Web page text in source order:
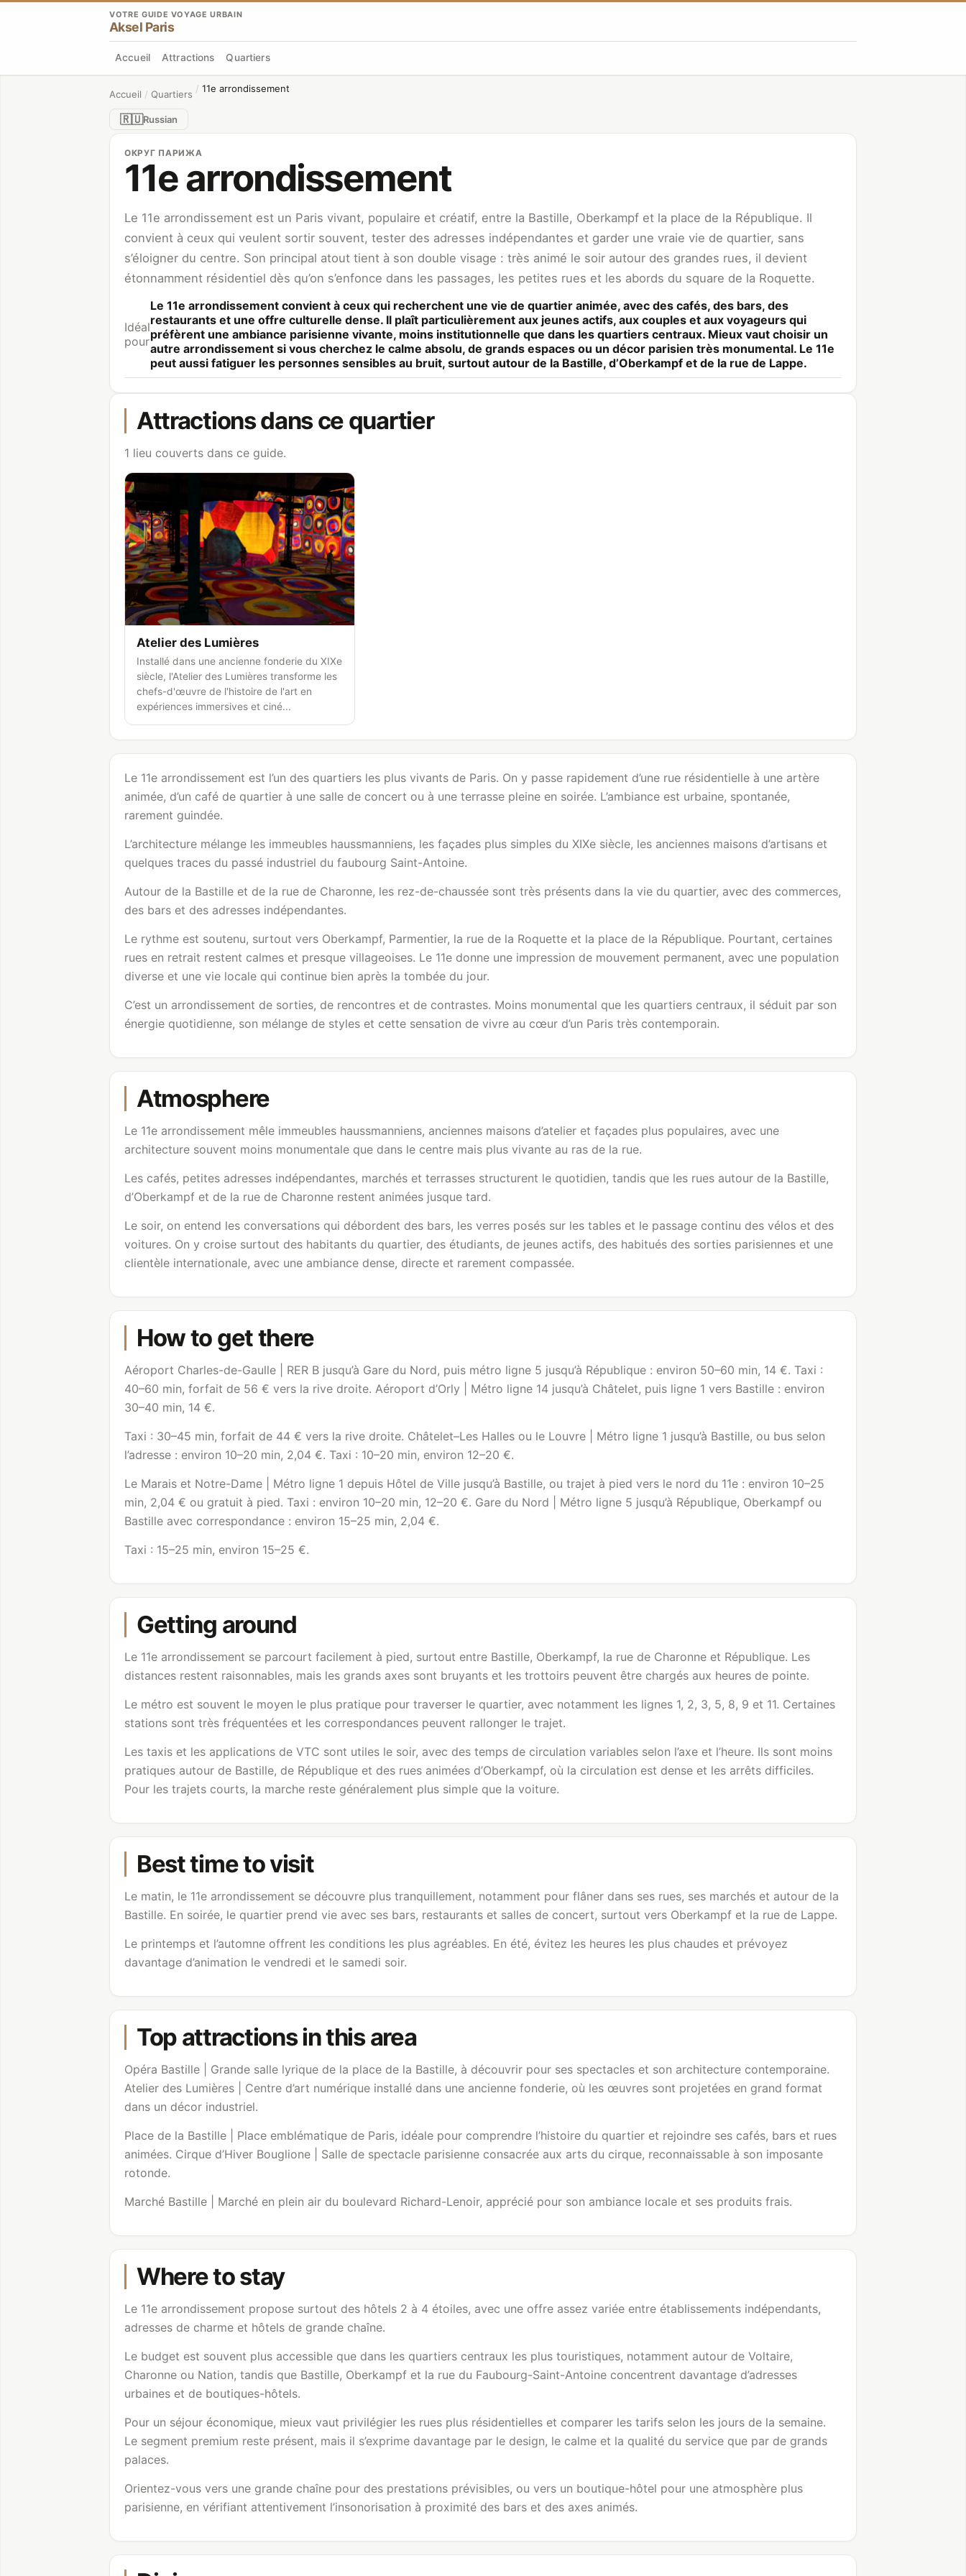
VOTRE GUIDE VOYAGE URBAIN
Aksel Paris
Accueil Attractions Quartiers
Accueil / Quartiers / 11e arrondissement
🇷🇺Russian
ОКРУГ ПАРИЖА
11e arrondissement
Le 11e arrondissement est un Paris vivant, populaire et créatif, entre la Bastille, Oberkampf et la place de la République. Il
convient à ceux qui veulent sortir souvent, tester des adresses indépendantes et garder une vraie vie de quartier, sans
s’éloigner du centre. Son principal atout tient à son double visage : très animé le soir autour des grandes rues, il devient
étonnamment résidentiel dès qu’on s’enfonce dans les passages, les petites rues et les abords du square de la Roquette.
Idéal
pour
Le 11e arrondissement convient à ceux qui recherchent une vie de quartier animée, avec des cafés, des bars, des
restaurants et une offre culturelle dense. Il plaît particulièrement aux jeunes actifs, aux couples et aux voyageurs qui
préfèrent une ambiance parisienne vivante, moins institutionnelle que dans les quartiers centraux. Mieux vaut choisir un
autre arrondissement si vous cherchez le calme absolu, de grands espaces ou un décor parisien très monumental. Le 11e
peut aussi fatiguer les personnes sensibles au bruit, surtout autour de la Bastille, d’Oberkampf et de la rue de Lappe.
Attractions dans ce quartier
1 lieu couverts dans ce guide.
Atelier des Lumières
Installé dans une ancienne fonderie du XIXe
siècle, l'Atelier des Lumières transforme les
chefs-d'œuvre de l'histoire de l'art en
expériences immersives et ciné...
Le 11e arrondissement est l’un des quartiers les plus vivants de Paris. On y passe rapidement d’une rue résidentielle à une artère
animée, d’un café de quartier à une salle de concert ou à une terrasse pleine en soirée. L’ambiance est urbaine, spontanée,
rarement guindée.
L’architecture mélange les immeubles haussmanniens, les façades plus simples du XIXe siècle, les anciennes maisons d’artisans et
quelques traces du passé industriel du faubourg Saint-Antoine.
Autour de la Bastille et de la rue de Charonne, les rez-de-chaussée sont très présents dans la vie du quartier, avec des commerces,
des bars et des adresses indépendantes.
Le rythme est soutenu, surtout vers Oberkampf, Parmentier, la rue de la Roquette et la place de la République. Pourtant, certaines
rues en retrait restent calmes et presque villageoises. Le 11e donne une impression de mouvement permanent, avec une population
diverse et une vie locale qui continue bien après la tombée du jour.
C’est un arrondissement de sorties, de rencontres et de contrastes. Moins monumental que les quartiers centraux, il séduit par son
énergie quotidienne, son mélange de styles et cette sensation de vivre au cœur d’un Paris très contemporain.
Atmosphere
Le 11e arrondissement mêle immeubles haussmanniens, anciennes maisons d’atelier et façades plus populaires, avec une
architecture souvent moins monumentale que dans le centre mais plus vivante au ras de la rue.
Les cafés, petites adresses indépendantes, marchés et terrasses structurent le quotidien, tandis que les rues autour de la Bastille,
d’Oberkampf et de la rue de Charonne restent animées jusque tard.
Le soir, on entend les conversations qui débordent des bars, les verres posés sur les tables et le passage continu des vélos et des
voitures. On y croise surtout des habitants du quartier, des étudiants, de jeunes actifs, des habitués des sorties parisiennes et une
clientèle internationale, avec une ambiance dense, directe et rarement compassée.
How to get there
Aéroport Charles-de-Gaulle | RER B jusqu’à Gare du Nord, puis métro ligne 5 jusqu’à République : environ 50–60 min, 14 €. Taxi :
40–60 min, forfait de 56 € vers la rive droite. Aéroport d’Orly | Métro ligne 14 jusqu’à Châtelet, puis ligne 1 vers Bastille : environ
30–40 min, 14 €.
Taxi : 30–45 min, forfait de 44 € vers la rive droite. Châtelet–Les Halles ou le Louvre | Métro ligne 1 jusqu’à Bastille, ou bus selon
l’adresse : environ 10–20 min, 2,04 €. Taxi : 10–20 min, environ 12–20 €.
Le Marais et Notre-Dame | Métro ligne 1 depuis Hôtel de Ville jusqu’à Bastille, ou trajet à pied vers le nord du 11e : environ 10–25
min, 2,04 € ou gratuit à pied. Taxi : environ 10–20 min, 12–20 €. Gare du Nord | Métro ligne 5 jusqu’à République, Oberkampf ou
Bastille avec correspondance : environ 15–25 min, 2,04 €.
Taxi : 15–25 min, environ 15–25 €.
Getting around
Le 11e arrondissement se parcourt facilement à pied, surtout entre Bastille, Oberkampf, la rue de Charonne et République. Les
distances restent raisonnables, mais les grands axes sont bruyants et les trottoirs peuvent être chargés aux heures de pointe.
Le métro est souvent le moyen le plus pratique pour traverser le quartier, avec notamment les lignes 1, 2, 3, 5, 8, 9 et 11. Certaines
stations sont très fréquentées et les correspondances peuvent rallonger le trajet.
Les taxis et les applications de VTC sont utiles le soir, avec des temps de circulation variables selon l’axe et l’heure. Ils sont moins
pratiques autour de Bastille, de République et des rues animées d’Oberkampf, où la circulation est dense et les arrêts difficiles.
Pour les trajets courts, la marche reste généralement plus simple que la voiture.
Best time to visit
Le matin, le 11e arrondissement se découvre plus tranquillement, notamment pour flâner dans ses rues, ses marchés et autour de la
Bastille. En soirée, le quartier prend vie avec ses bars, restaurants et salles de concert, surtout vers Oberkampf et la rue de Lappe.
Le printemps et l’automne offrent les conditions les plus agréables. En été, évitez les heures les plus chaudes et prévoyez
davantage d’animation le vendredi et le samedi soir.
Top attractions in this area
Opéra Bastille | Grande salle lyrique de la place de la Bastille, à découvrir pour ses spectacles et son architecture contemporaine.
Atelier des Lumières | Centre d’art numérique installé dans une ancienne fonderie, où les œuvres sont projetées en grand format
dans un décor industriel.
Place de la Bastille | Place emblématique de Paris, idéale pour comprendre l’histoire du quartier et rejoindre ses cafés, bars et rues
animées. Cirque d’Hiver Bouglione | Salle de spectacle parisienne consacrée aux arts du cirque, reconnaissable à son imposante
rotonde.
Marché Bastille | Marché en plein air du boulevard Richard-Lenoir, apprécié pour son ambiance locale et ses produits frais.
Where to stay
Le 11e arrondissement propose surtout des hôtels 2 à 4 étoiles, avec une offre assez variée entre établissements indépendants,
adresses de charme et hôtels de grande chaîne.
Le budget est souvent plus accessible que dans les quartiers centraux les plus touristiques, notamment autour de Voltaire,
Charonne ou Nation, tandis que Bastille, Oberkampf et la rue du Faubourg-Saint-Antoine concentrent davantage d’adresses
urbaines et de boutiques-hôtels.
Pour un séjour économique, mieux vaut privilégier les rues plus résidentielles et comparer les tarifs selon les jours de la semaine.
Le segment premium reste présent, mais il s’exprime davantage par le design, le calme et la qualité du service que par de grands
palaces.
Orientez-vous vers une grande chaîne pour des prestations prévisibles, ou vers un boutique-hôtel pour une atmosphère plus
parisienne, en vérifiant attentivement l’insonorisation à proximité des bars et des axes animés.